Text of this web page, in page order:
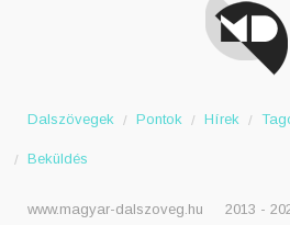
Dalszövegek Pontok Hírek
Beküldés
www.magyar-dalszoveg.hu 2013 -